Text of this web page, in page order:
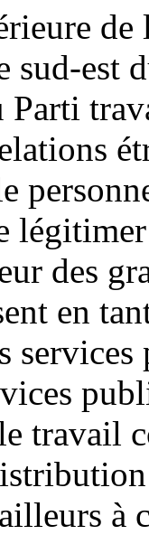
sud-est
Parti
des
en
travail
à